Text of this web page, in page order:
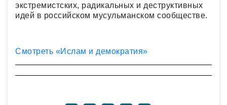
экстремистских, радикальных и деструктивных
идей в российском мусульманском сообществе.
Смотреть «Ислам и демократия»